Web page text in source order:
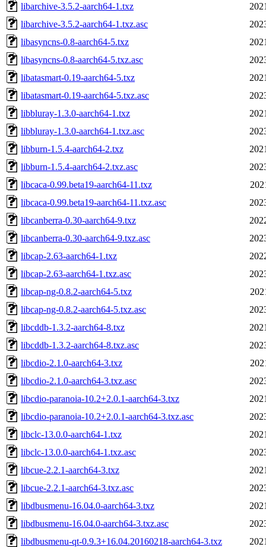
libarchive-3.5.2-aarch64-1.txz
libarchive-3.5.2-aarch64-1.txz.asc
libasyncns-0.8-aarch64-5.txz
libasyncns-0.8-aarch64-5.txz.asc
libatasmart-0.19-aarch64-5.txz
libatasmart-0.19-aarch64-5.txz.asc
libbluray-1.3.0-aarch64-1.txz
libbluray-1.3.0-aarch64-1.txz.asc
libburn-1.5.4-aarch64-2.txz
libburn-1.5.4-aarch64-2.txz.asc
libcaca-0.99.beta19-aarch64-11.txz
libcaca-0.99.beta19-aarch64-11.txz.asc
libcanberra-0.30-aarch64-9.txz
libcanberra-0.30-aarch64-9.txz.asc
libcap-2.63-aarch64-1.txz
libcap-2.63-aarch64-1.txz.asc
libcap-ng-0.8.2-aarch64-5.txz
libcap-ng-0.8.2-aarch64-5.txz.asc
libcddb-1.3.2-aarch64-8.txz
libcddb-1.3.2-aarch64-8.txz.asc
libcdio-2.1.0-aarch64-3.txz
libcdio-2.1.0-aarch64-3.txz.asc
libcdio-paranoia-10.2+2.0.1-aarch64-3.txz
libcdio-paranoia-10.2+2.0.1-aarch64-3.txz.asc
libclc-13.0.0-aarch64-1.txz
libclc-13.0.0-aarch64-1.txz.asc
libcue-2.2.1-aarch64-3.txz
libcue-2.2.1-aarch64-3.txz.asc
libdbusmenu-16.04.0-aarch64-3.txz
libdbusmenu-16.04.0-aarch64-3.txz.asc
libdbusmenu-qt-0.9.3+16.04.20160218-aarch64-3.txz